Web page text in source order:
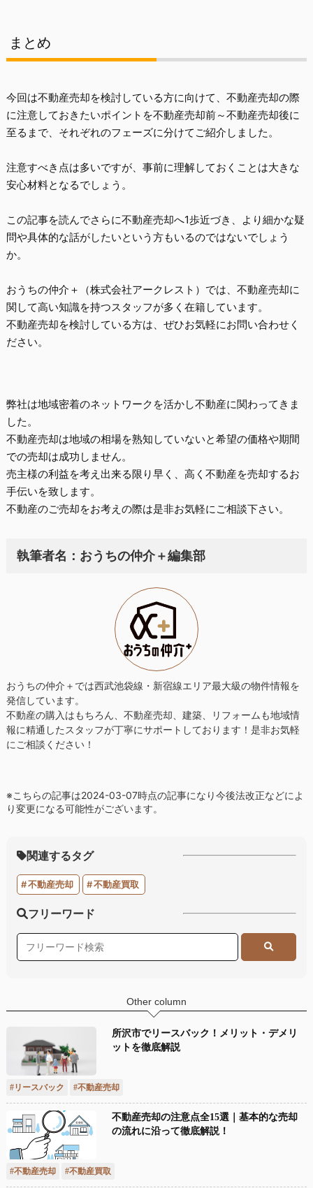
まとめ
今回は不動産売却を検討している方に向けて、不動産売却の際
に注意しておきたいポイントを不動産売却前～不動産売却後に
至るまで、それぞれのフェーズに分けてご紹介しました。
注意すべき点は多いですが、事前に理解しておくことは大きな
安心材料となるでしょう。
この記事を読んでさらに不動産売却へ1歩近づき、より細かな疑
問や具体的な話がしたいという方もいるのではないでしょう
か。
おうちの仲介＋（株式会社アークレスト） では、不動産売却に
関して高い知識を持つスタッフが多く在籍しています。
不動産売却を検討している方は、ぜひお気軽にお問い合わせく
ださい。
弊社は地域密着のネットワークを活かし不動産に関わってきま
した。
不動産売却は地域の相場を熟知していないと希望の価格や期間
での売却は成功しません。
売主様の利益を考え出来る限り早く、高く不動産を売却するお
手伝いを致します。
不動産のご売却をお考えの際は是非お気軽にご相談下さい。
執筆者名：おうちの仲介＋編集部
おうちの仲介＋では西武池袋線・新宿線エリア最大級の物件情報を
発信しています。
不動産の購入はもちろん、不動産売却、建築、リフォームも地域情
報に精通したスタッフが丁寧にサポートしております！ 是非お気軽
にご相談ください！
※こちらの記事は2024-03-07時点の記事になり今後法改正などによ
り変更になる可能性がございます。
関連するタグ
不動産売却 不動産買取
フリーワード
Other column